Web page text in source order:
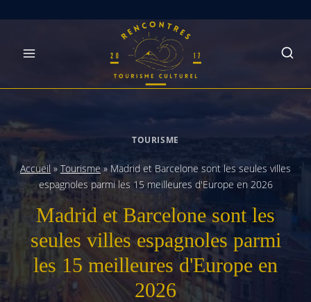
TOURISME
Accueil » Tourisme» Madrid et Barcelone sont les seules villes
espagnoles parmi les 15 meilleures d'Europe en 2026
Madrid et Barcelone sont les
seules villes espagnoles parmi
les 15 meilleures d'Europe en
2026